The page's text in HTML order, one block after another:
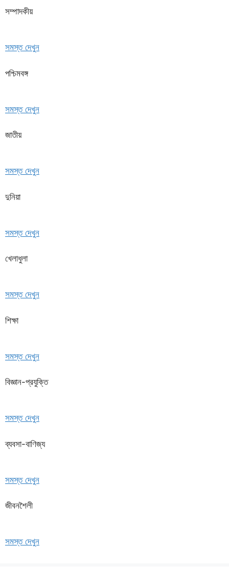
সম্পাদকীয়
সমস্ত দেখুন
পশ্চিমবঙ্গ
সমস্ত দেখুন
জাতীয়
সমস্ত দেখুন
দুনিয়া
সমস্ত দেখুন
খেলাধুলা
সমস্ত দেখুন
শিক্ষা
সমস্ত দেখুন
বিজ্ঞান-প্রযুক্তি
সমস্ত দেখুন
ব্যবসা-বাণিজ্য
সমস্ত দেখুন
জীবনশৈলী
সমস্ত দেখুন